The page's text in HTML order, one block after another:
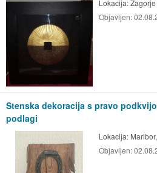
Lokacija:
Objavljen:
Stenska dekoracija s pravo
podlagi
Lokacija:
Objavljen: